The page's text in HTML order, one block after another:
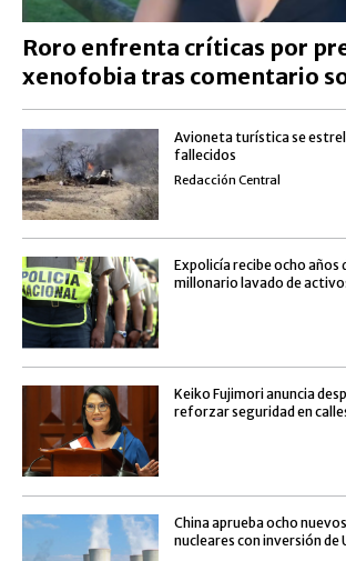
Roro enfrenta críticas por
xenofobia tras comentario
Avioneta turística se
fallecidos
Redacción Central
Expolicía recibe ocho años
millonario lavado de
Keiko Fujimori anuncia
reforzar seguridad en
China aprueba ocho
nucleares con inversión de